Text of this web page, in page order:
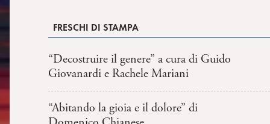
FRESCHI DI STAMPA
“Decostruire il genere” a cura di Guido
Giovanardi e Rachele Mariani
“Abitando la gioia e il dolore” di